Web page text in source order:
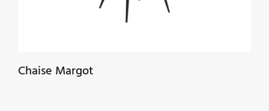
Chaise Margot